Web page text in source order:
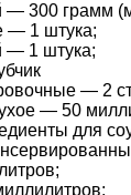
300 грамм
— 1 штука;
— 1 штука;
— 2
— 50
для